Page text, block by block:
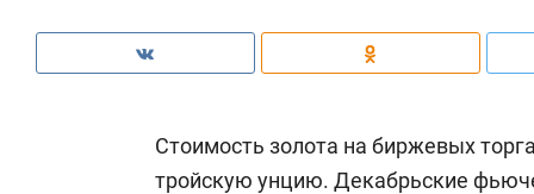
Стоимость золота на биржевых
тройскую унцию. Декабрьские